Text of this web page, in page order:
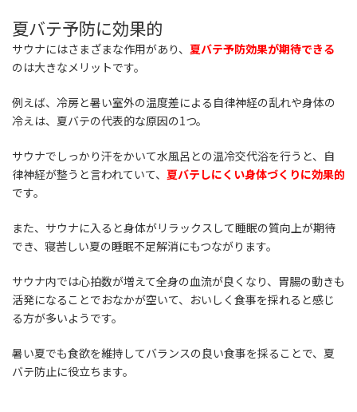
夏バテ予防に効果的
サウナにはさまざまな作用があり、 夏バテ予防効果が期待できる
のは大きなメリットです。
例えば、冷房と暑い室外の温度差による自律神経の乱れや身体の
冷えは、夏バテの代表的な原因の1つ。
サウナでしっかり汗をかいて水風呂との温冷交代浴を行うと、自
律神経が整うと言われていて、 夏バテしにくい身体づくりに効果的
です。
また、サウナに入ると身体がリラックスして睡眠の質向上が期待
でき、寝苦しい夏の睡眠不足解消にもつながります。
サウナ内では心拍数が増えて全身の血流が良くなり、胃腸の動きも
活発になることでおなかが空いて、おいしく食事を採れると感じ
る方が多いようです。
暑い夏でも食欲を維持してバランスの良い食事を採ることで、夏
バテ防止に役立ちます。